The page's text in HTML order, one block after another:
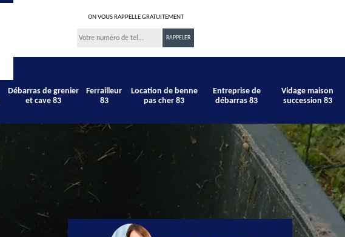
ON VOUS RAPPELLE GRATUITEMENT
Débarras de grenier
et cave 83
Ferrailleur
83
Location de benne
pas cher 83
Entreprise de
débarras 83
Vidage maison
succession 83